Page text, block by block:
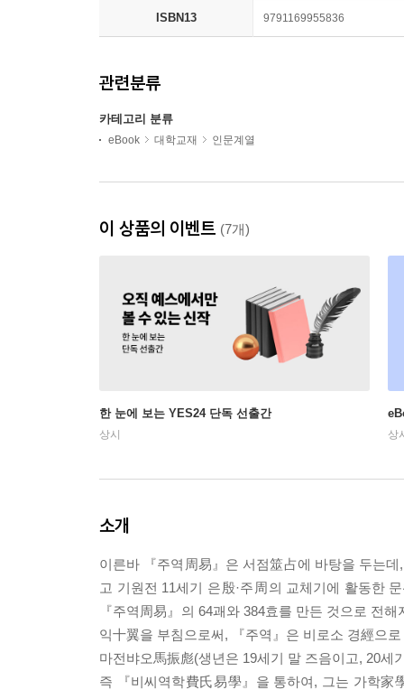
ISBN13 9791169955836
관련분류
카테고리 분류
eBook 대학교재 인문계열
이 상품의 이벤트 (7개)
한 눈에 보는 YES24 단독 선출간
상시 상
소개
이른바 『주역周易』은 서점筮占에 바탕을 두는
고 기원전 11세기 은殷·주周의 교체기에 활동한
『주역周易』의 64괘와 384효를 만든 것으로 전
익十翼을 부침으로써, 『주역』은 비로소 경經으
마전뱌오馬振彪(생년은 19세기 말 즈음이고, 20세
즉 『비씨역학費氏易學』을 통하여, 그는 가학家